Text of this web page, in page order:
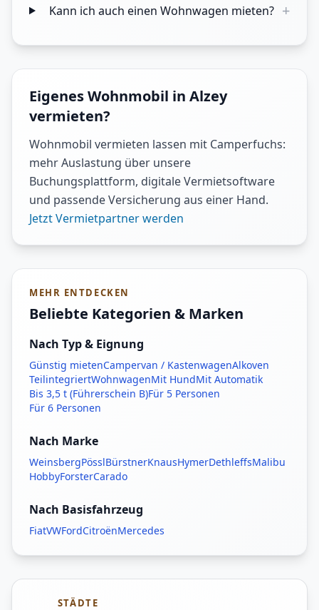
Kann ich auch einen Wohnwagen mieten? +
Eigenes Wohnmobil in Alzey
vermieten?
Wohnmobil vermieten lassen mit Camperfuchs:
mehr Auslastung über unsere
Buchungsplattform, digitale Vermietsoftware
und passende Versicherung aus einer Hand.
Jetzt Vermietpartner werden
MEHR ENTDECKEN
Beliebte Kategorien & Marken
Nach Typ & Eignung
Günstig mietenCampervan / KastenwagenAlkoven
TeilintegriertWohnwagenMit HundMit Automatik
Bis 3,5 t (Führerschein B)Für 5 Personen
Für 6 Personen
Nach Marke
WeinsbergPösslBürstnerKnausHymerDethleffsMalibu
HobbyForsterCarado
Nach Basisfahrzeug
FiatVWFordCitroënMercedes
STÄDTE